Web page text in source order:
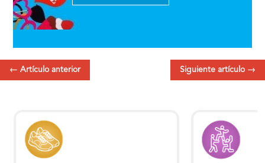
← Artículo anterior Siguiente artículo→